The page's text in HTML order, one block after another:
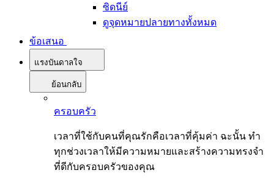
ซิดนีย์
ดูจุดหมายปลายทางทั้งหมด
ข้อเสนอ
แรงบันดาลใจ
ย้อนกลับ
ครอบครัว
เวลาที่ใช้กับคนที่คุณรักคือเวลาที่คุ้มค่า ฉะนั้น ทำ
ทุกช่วงเวลาให้มีความหมายและสร้างความทรงจำ
ที่ดีกับครอบครัวของคุณ